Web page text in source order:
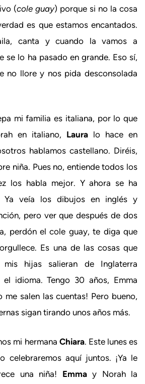
(cole guay) porque si no la cosa
es que estamos encantados.
canta y cuando la vamos a
se lo ha pasado en grande. Eso sí,
no llore y nos pida desconsolada
mi familia es italiana, por lo que
en italiano, Laura lo hace en
hablamos castellano. Diréis,
niña. Pues no, entiende todos los
los habla mejor. Y ahora se ha
Ya veía los dibujos en inglés y
pero ver que después de dos
perdón el cole guay, te diga que
Es una de las cosas que
hijas salieran de Inglaterra
idioma. Tengo 30 años, Emma
me salen las cuentas! Pero bueno,
sigan tirando unos años más.
mi hermana Chiara. Este lunes es
celebraremos aquí juntos. ¡Ya le
una niña! Emmay Norah la